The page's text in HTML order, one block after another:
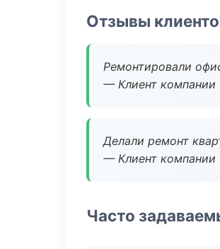
Отзывы
Ремонтировали
— Клиент компании
Делали ремонт
— Клиент компании
Часто